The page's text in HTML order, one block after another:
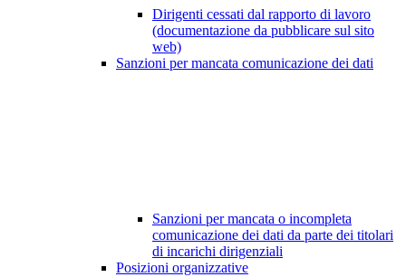
Dirigenti cessati dal rapporto di lavoro
(documentazione da pubblicare sul sito
web)
Sanzioni per mancata comunicazione dei dati
Sanzioni per mancata o incompleta
comunicazione dei dati da parte dei titolari
di incarichi dirigenziali
Posizioni organizzative